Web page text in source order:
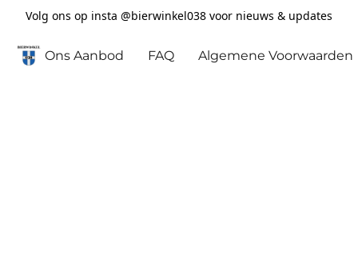
Volg ons op insta @bierwinkel038 voor nieuws & updates
Ons Aanbod FAQ Algemene Voorwaarden